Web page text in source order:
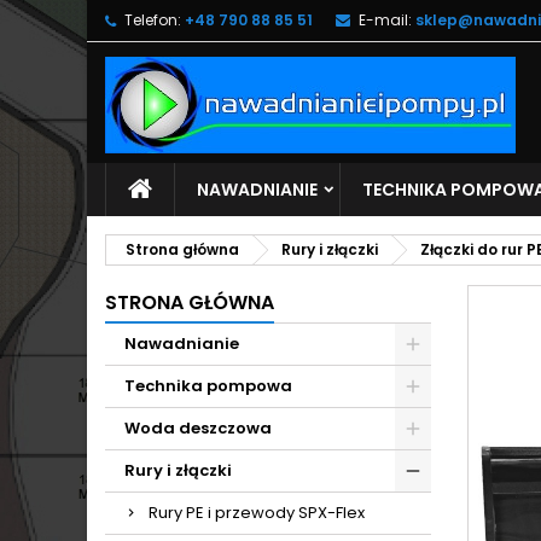
Telefon: +48 790 88 85 51 E-mail:
NAWADNIANIE TECHNIKA
Strona główna Rury i złączki Złączki do rur
STRONA GŁÓWNA
Nawadnianie
Technika pompowa
Woda deszczowa
Rury i złączki
Rury PE i przewody SPX-Flex